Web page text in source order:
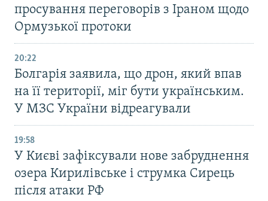
просування переговорів з Іраном щодо
Ормузької протоки
20:22
Болгарія заявила, що дрон, який впав
на її території, міг бути українським.
У МЗС України відреагували
19:58
У Києві зафіксували нове забруднення
озера Кирилівське і струмка Сирець
після атаки РФ